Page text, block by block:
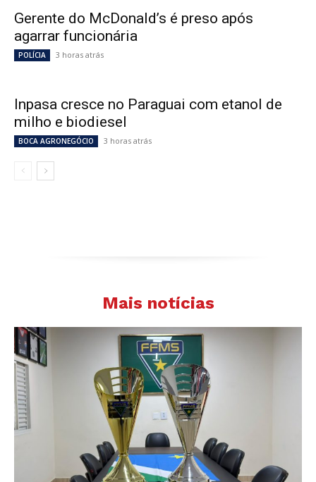
Gerente do McDonald’s é preso após
agarrar funcionária
POLÍCIA 3 horas atrás
Inpasa cresce no Paraguai com etanol de
milho e biodiesel
BOCA AGRONEGÓCIO 3 horas atrás
Mais notícias